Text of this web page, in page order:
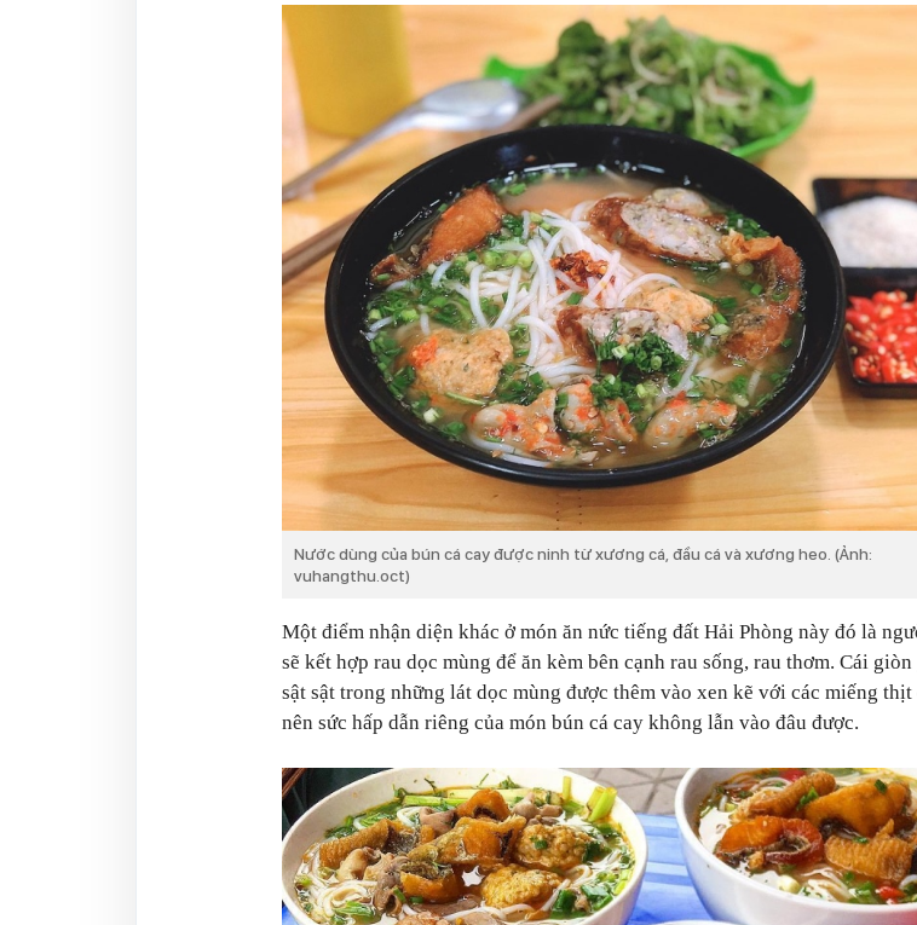
Nước dùng của bún cá cay được ninh từ xương cá, đầu cá và xương heo. (Ảnh:
vuhangthu.oct)
Một điểm nhận diện khác ở món ăn nức tiếng đất Hải Phòng này đó là
sẽ kết hợp rau dọc mùng để ăn kèm bên cạnh rau sống, rau thơm. Cái
sật sật trong những lát dọc mùng được thêm vào xen kẽ với các miếng thịt
nên sức hấp dẫn riêng của món bún cá cay không lẫn vào đâu được.